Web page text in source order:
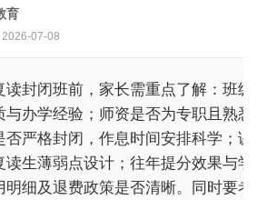
育
2026-07-08
封闭班前，家长需重点了解：班级
办学经验；师资是否为专职且熟悉
严格封闭，作息时间安排科学；课
生薄弱点设计；往年提分效果与学
细及退费政策是否清晰。同时要考